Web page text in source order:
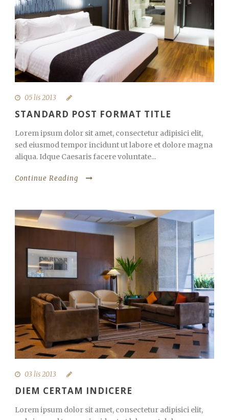
05 lis 2013
STANDARD POST FORMAT TITLE
Lorem ipsum dolor sit amet, consectetur adipisici elit,
sed eiusmod tempor incidunt ut labore et dolore magna
aliqua. Idque Caesaris facere voluntate...
Continue Reading
03 lis 2013
DIEM CERTAM INDICERE
Lorem ipsum dolor sit amet, consectetur adipisici elit,